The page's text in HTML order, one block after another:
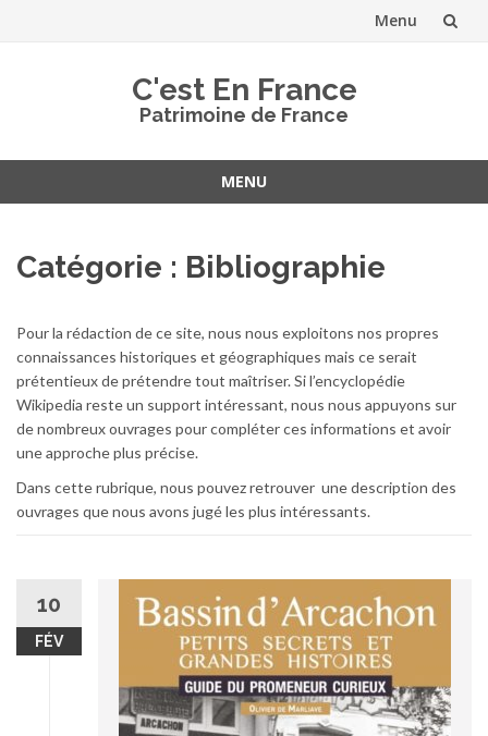
Menu
C'est En France
Patrimoine de France
MENU
contenu
Catégorie : Bibliographie
Pour la rédaction de ce site, nous nous exploitons nos propres
connaissances historiques et géographiques mais ce serait
prétentieux de prétendre tout maîtriser. Si l’encyclopédie
Wikipedia reste un support intéressant, nous nous appuyons sur
de nombreux ouvrages pour compléter ces informations et avoir
une approche plus précise.
Dans cette rubrique, nous pouvez retrouver une description des
ouvrages que nous avons jugé les plus intéressants.
10
FÉV